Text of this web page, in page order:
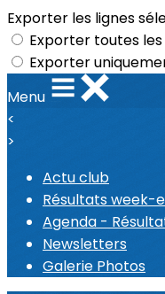
Exporter les lignes
Exporter toutes
Exporter
Menu
<
>
Actu club
Résultats week-
Agenda -
Newsletters
Galerie Photos